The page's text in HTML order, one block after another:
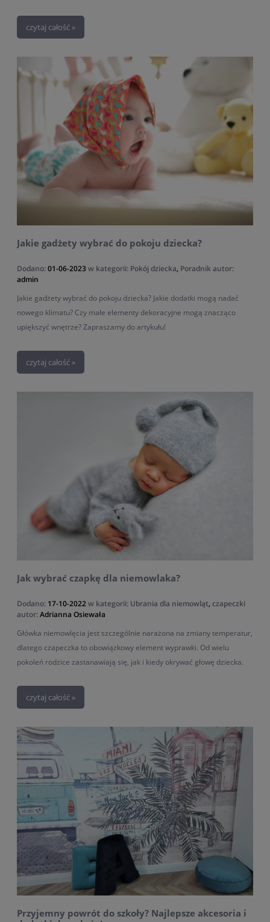
potrzeb. W tym artykule przedstawiamy kilka kluczowych aspektów, o
których warto pamiętać przy urządzaniu pokoju dla dziecka. Jak
wsparcie w prawidłowym rozwoju?
czytaj całość »
Jakie gadżety wybrać do pokoju dziecka?
Dodano:01-06-2023w kategorii: Pokój dziecka, Poradnikautor:
admin
Jakie gadżety wybrać do pokoju dziecka? Jakie dodatki mogą nadać
nowego klimatu? Czy małe elementy dekoracyjne mogą znacząco
upiększyć wnętrze? Zapraszamy do artykułu!
czytaj całość »
Jak wybrać czapkę dla niemowlaka?
Dodano: 17-10-2022w kategorii: Ubrania dla niemowląt, czapeczki
autor:Adrianna Osiewała
Główka niemowlęcia jest szczególnie narażona na zmiany temperatur,
dlatego czapeczka to obowiązkowy element wyprawki. Od wielu
pokoleń rodzice zastanawiają się, jak i kiedy okrywać głowę dziecka.
czapeczkę dla dziecka? Jak dobrać rozmiar dla dziecka? Sprawdź
nasze wskazówki.
czytaj całość »
Przyjemny powrót do szkoły? Najlepsze akcesoria i